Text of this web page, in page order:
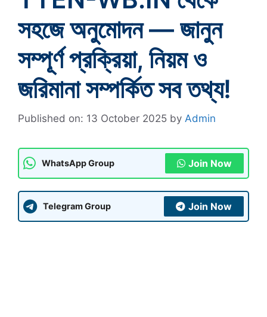
সহজে অনুমোদন — জানুন
সম্পূর্ণ প্রক্রিয়া, নিয়ম ও
জরিমানা সম্পর্কিত সব তথ্য!
Published on: 13 October 2025 by Admin
WhatsApp Group Join Now
Telegram Group Join Now